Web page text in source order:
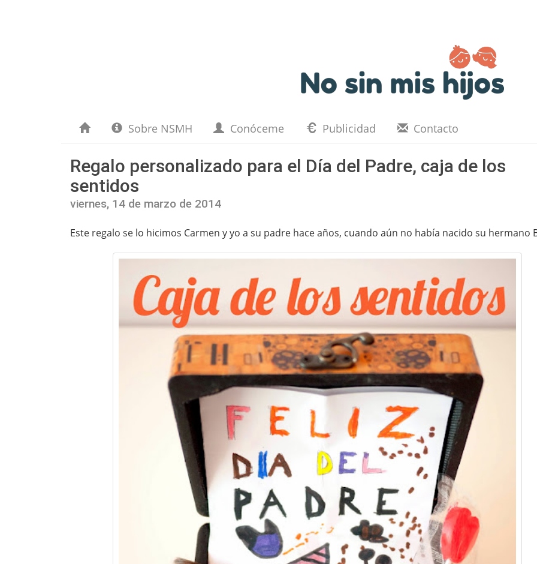
Sobre NSMH Conóceme Publicidad Contacto
Regalo personalizado para el Día del Padre, caja de los
sentidos
viernes, 14 de marzo de 2014
Este regalo se lo hicimos Carmen y yo a su padre hace años, cuando aún no había nacido su hermano